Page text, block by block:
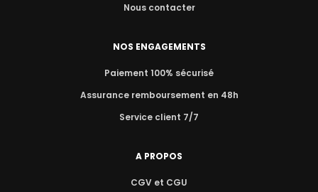
Nous contacter
NOS ENGAGEMENTS
Paiement 100% sécurisé
Assurance remboursement en 48h
Service client 7/7
A PROPOS
CGV et CGU